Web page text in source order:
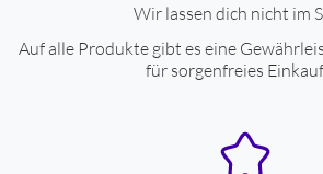
Wir lassen dich nicht im
Auf alle Produkte gibt es eine
für sorgenfreies